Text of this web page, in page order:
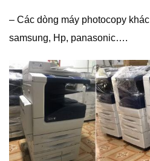
– Các dòng máy photocopy
samsung, Hp, panasonic….